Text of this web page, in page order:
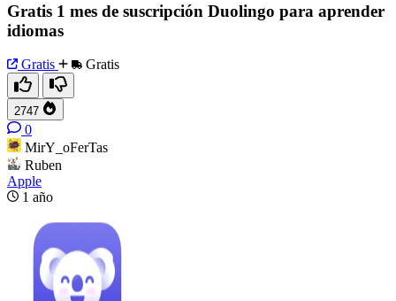
Gratis 1 mes de suscripción Duolingo para aprender
idiomas
Gratis Gratis
2747
0
MirY_oFerTas
Ruben
Apple
1 año